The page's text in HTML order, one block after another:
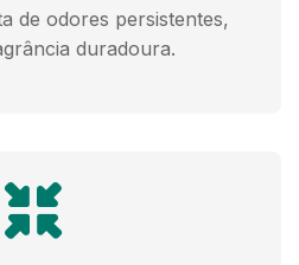
de odores persistentes,
duradoura.